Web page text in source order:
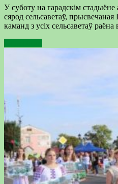
У суботу на гарадскім стадыёне
сярод сельсаветаў, прысвечаная
каманд з усіх сельсаветаў раёна